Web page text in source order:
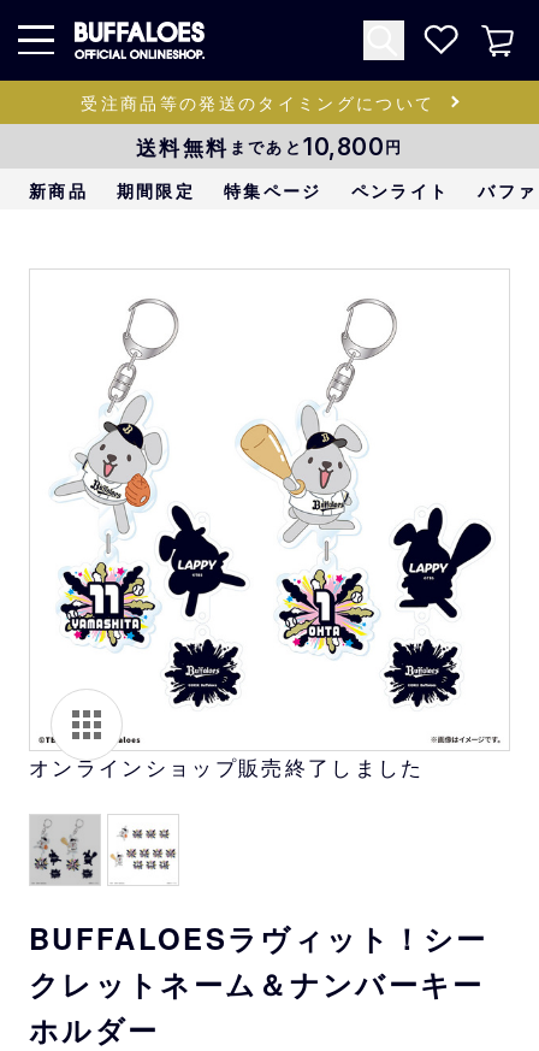
受注商品等の発送のタイミングについて
送料無料 まであと 10,800円
新商品 期間限定 特集ページ ペンライト バフ
オンラインショップ販売終了しました
BUFFALOESラヴィット！シー
クレットネーム＆ナンバーキー
ホルダー